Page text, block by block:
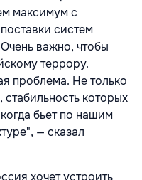
максимум с
систем
важно, чтобы
террору.
проблема. Не только
которых
бьет по нашим
— сказал
хочет устроить